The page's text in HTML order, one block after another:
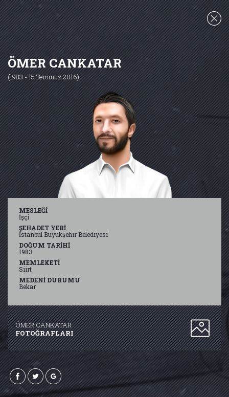
ÖMER CANKATAR
(1983 - 15 Temmuz 2016)
MESLEĞİ
İşçi
ŞEHADET YERİ
İstanbul Büyükşehir Belediyesi
DOĞUM TARİHİ
1983
MEMLEKETİ
Siirt
MEDENİ DURUMU
Bekar
ÖMER CANKATAR
FOTOĞRAFLARI
ŞEHİTLERİMİZ
15 Temmuz Destanı
ŞEHİT OLDUĞU YER
MESLEĞİ
YAŞI
ADI SOYADI
ABDULLAH TAYYİP OLÇOK
(1999 - 15 Temmuz 2016)
Öğrenci
Biyografi Oku
EROL OLÇOK
(1962 - 15 Temmuz 2016)
Reklamcı
Biyografi Oku
ÖMER HALİSDEMİR